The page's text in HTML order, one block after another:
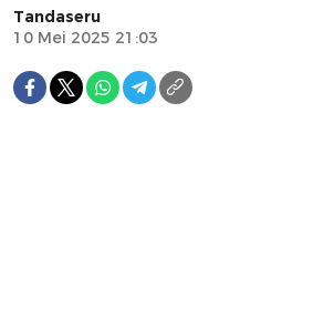
Tandaseru
10 Mei 2025 21:03